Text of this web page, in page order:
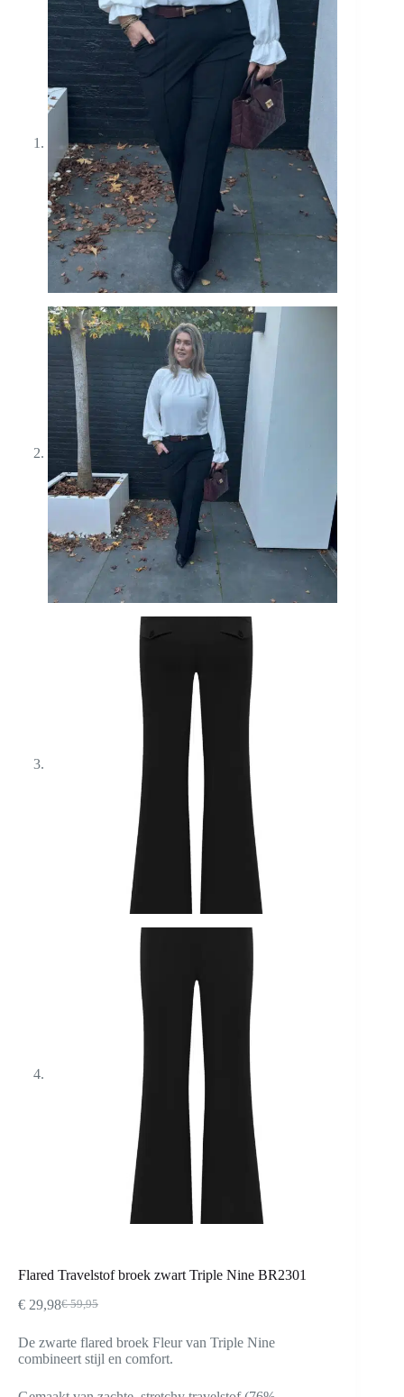
Flared Travelstof broek zwart Triple Nine BR2301
€59,95
Oorspronkelijke
was:
€ 59,95.
€ 29,98Huidige
is:
€ 29,98.
De zwarte flared broek Fleur van Triple Nine
combineert stijl en comfort.